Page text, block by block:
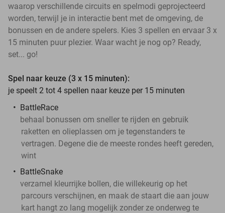
waarop verschillende circuits en spelmodi geprojecteerd
worden, terwijl je in interactie bent met de omgeving, de
bonussen en de andere spelers. Kies 3 spellen en ervaar 3 x
15 minuten puur plezier. Waar wacht je nog op? Ready,
set... go!
Spel naar keuze (3 x 15 minuten):
je speelt 2 tot 4 spellen naar keuze per 15 minuten
BattleRace
behaal bonussen om sneller te rijden en gebruik
raketten en olieplassen om je tegenstanders te
vertragen. Degene die de meeste rondes heeft gereden,
wint
BattleSnake
verzamel kleurrijke bollen, die willekeurig op het
parcours verschijnen, en maak de staart die aan jouw
kart hangt zo lang mogelijk zonder ze onderweg te